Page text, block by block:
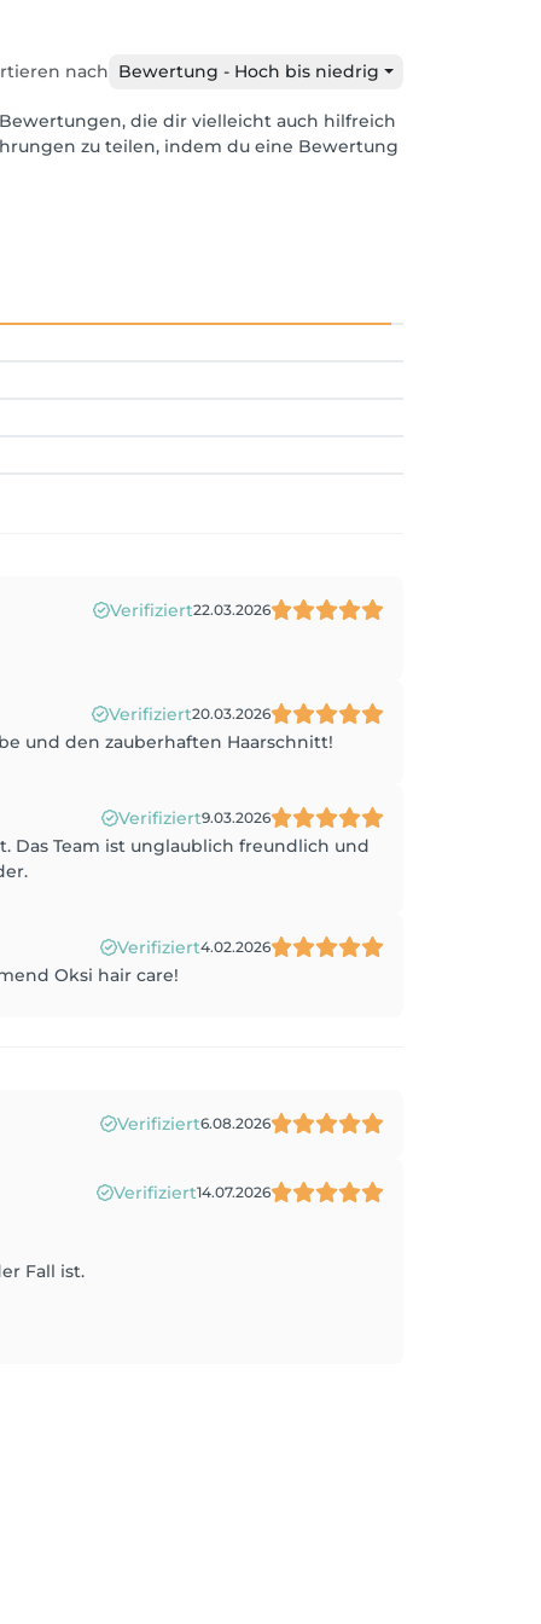
nach Bewertung - Hoch bis niedrig
die dir vielleicht auch hilfreich
zu teilen, indem du eine Bewertung
Verifiziert22.03.2026
Verifiziert20.03.2026
und den zauberhaften Haarschnitt!
Verifiziert9.03.2026
Das Team ist unglaublich freundlich und
Verifiziert4.02.2026
Oksi hair care!
Verifiziert6.08.2026
Verifiziert14.07.2026
Fall ist.